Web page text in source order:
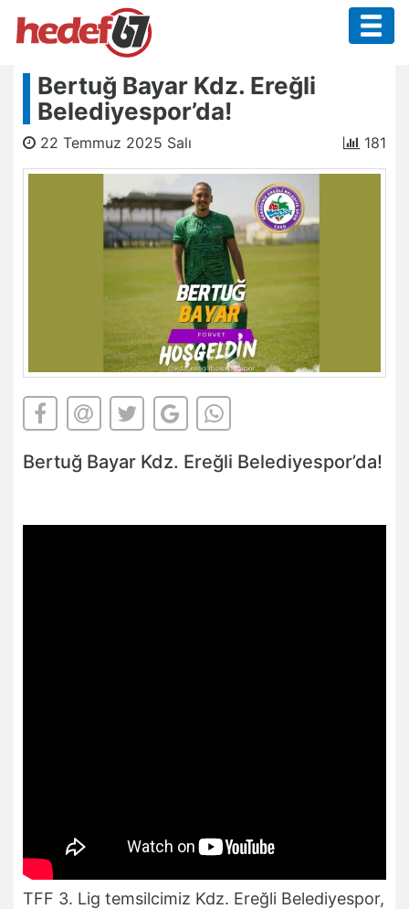
Bertuğ Bayar Kdz. Ereğli
Belediyespor’da!
22 Temmuz 2025 Salı 181
Bertuğ Bayar Kdz. Ereğli Belediyespor’da!
TFF 3. Lig temsilcimiz Kdz. Ereğli Belediyespor,